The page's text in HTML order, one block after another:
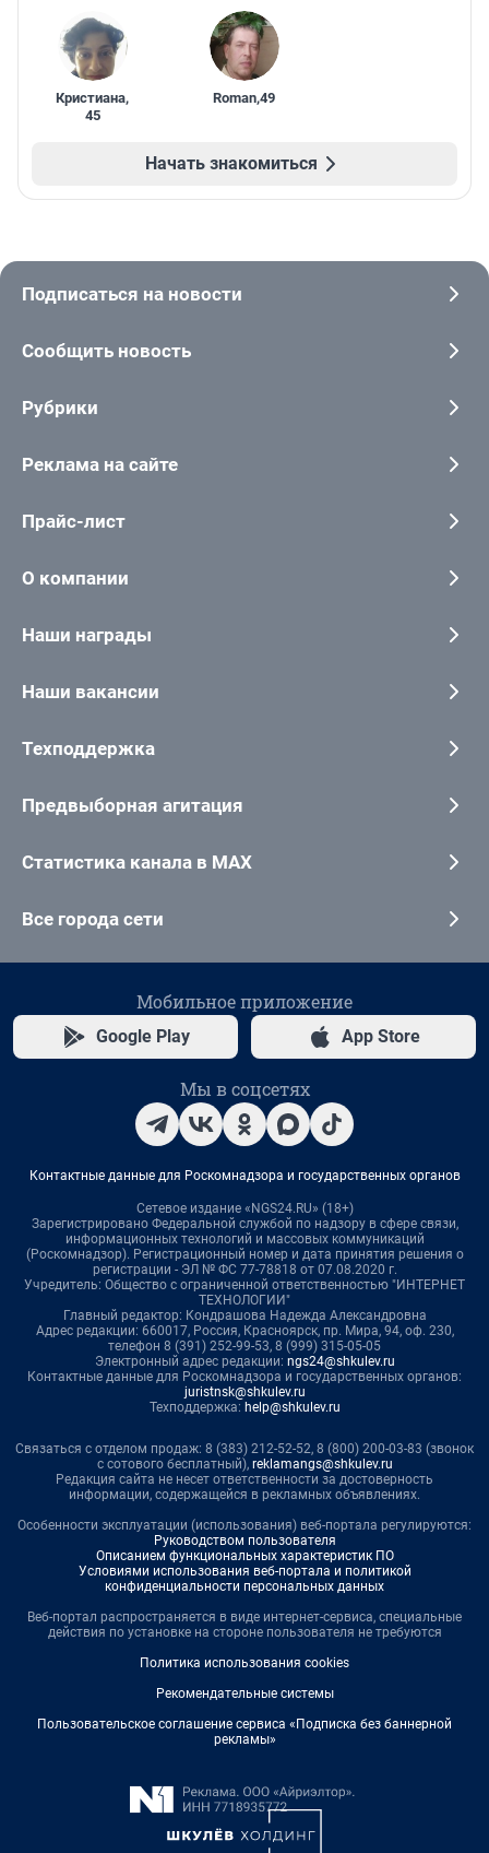
Кристиана,
45
Roman,49
Начать знакомиться
Подписаться на новости
Сообщить новость
Рубрики
Реклама на сайте
Прайс-лист
О компании
Наши награды
Наши вакансии
Техподдержка
Предвыборная агитация
Статистика канала в MAX
Все города сети
Мобильное приложение
Google Play App Store
Мы в соцсетях
Контактные данные для Роскомнадзора и государственных органов
Сетевое издание «NGS24.RU» (18+)
Зарегистрировано Федеральной службой по надзору в сфере связи,
информационных технологий и массовых коммуникаций
(Роскомнадзор). Регистрационный номер и дата принятия решения о
регистрации - ЭЛ № ФС 77-78818 от 07.08.2020 г.
Учредитель: Общество с ограниченной ответственностью "ИНТЕРНЕТ
ТЕХНОЛОГИИ"
Главный редактор: Кондрашова Надежда Александровна
Адрес редакции: 660017, Россия, Красноярск, пр. Мира, 94, оф. 230,
телефон 8 (391) 252-99-53, 8 (999) 315-05-05
Электронный адрес редакции: ngs24@shkulev.ru
Контактные данные для Роскомнадзора и государственных органов:
juristnsk@shkulev.ru
Техподдержка: help@shkulev.ru
Связаться с отделом продаж: 8 (383) 212-52-52, 8 (800) 200-03-83 (звонок
с сотового бесплатный), reklamangs@shkulev.ru
Редакция сайта не несет ответственности за достоверность
информации, содержащейся в рекламных объявлениях.
Особенности эксплуатации (использования) веб-портала регулируются:
Руководством пользователя
Описанием функциональных характеристик ПО
Условиями использования веб-портала и политикой
конфиденциальности персональных данных
Веб-портал распространяется в виде интернет-сервиса, специальные
действия по установке на стороне пользователя не требуются
Политика использования cookies
Рекомендательные системы
Пользовательское соглашение сервиса «Подписка без баннерной
рекламы»